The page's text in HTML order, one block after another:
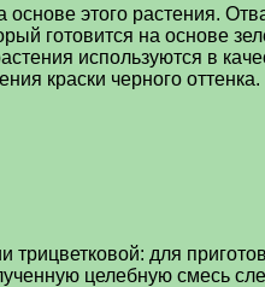
этого растения.
готовится на основе
используются в
краски черного оттенка.
для
целебную смесь